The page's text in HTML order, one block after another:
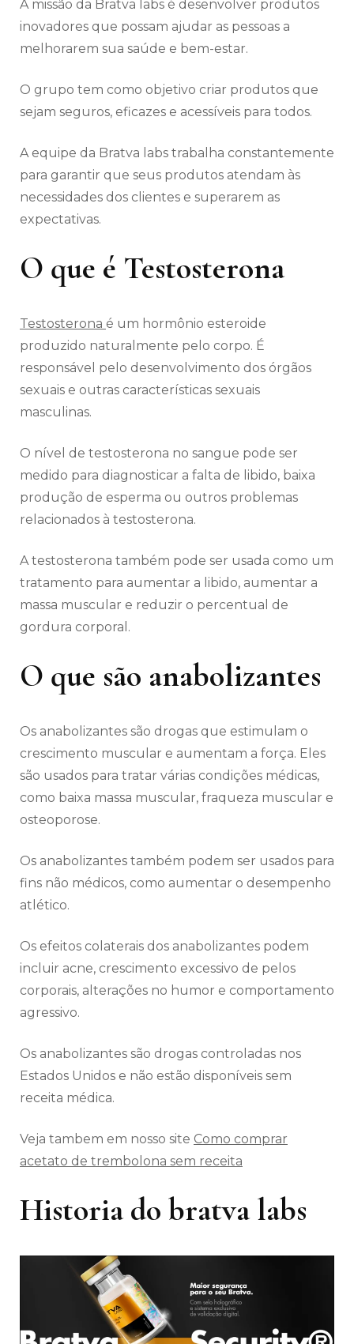
A missão da Bratva labs é desenvolver produtos
inovadores que possam ajudar as pessoas a
melhorarem sua saúde e bem-estar.
O grupo tem como objetivo criar produtos que
sejam seguros, eficazes e acessíveis para todos.
A equipe da Bratva labs trabalha constantemente
para garantir que seus produtos atendam às
necessidades dos clientes e superarem as
expectativas.
O que é Testosterona
Testosterona é um hormônio esteroide
produzido naturalmente pelo corpo. É
responsável pelo desenvolvimento dos órgãos
sexuais e outras características sexuais
masculinas.
O nível de testosterona no sangue pode ser
medido para diagnosticar a falta de libido, baixa
produção de esperma ou outros problemas
relacionados à testosterona.
A testosterona também pode ser usada como um
tratamento para aumentar a libido, aumentar a
massa muscular e reduzir o percentual de
gordura corporal.
O que são anabolizantes
Os anabolizantes são drogas que estimulam o
crescimento muscular e aumentam a força. Eles
são usados para tratar várias condições médicas,
como baixa massa muscular, fraqueza muscular e
osteoporose.
Os anabolizantes também podem ser usados para
fins não médicos, como aumentar o desempenho
atlético.
Os efeitos colaterais dos anabolizantes podem
incluir acne, crescimento excessivo de pelos
corporais, alterações no humor e comportamento
agressivo.
Os anabolizantes são drogas controladas nos
Estados Unidos e não estão disponíveis sem
receita médica.
Veja tambem em nosso site Como comprar
acetato de trembolona sem receita
Historia do bratva labs